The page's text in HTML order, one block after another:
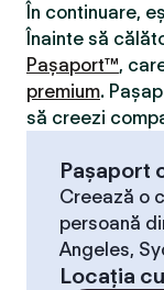
În continuare,
Înainte să
Pașaport™,
premium.
să creezi
Pașaport
Creează o
persoană
Angeles,
Locaţia